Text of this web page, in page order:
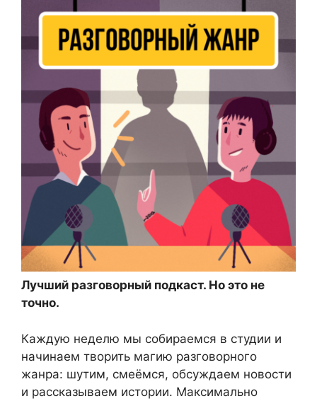
Лучший разговорный подкаст. Но это не
точно.
Каждую неделю мы собираемся в студии и
начинаем творить магию разговорного
жанра: шутим, смеёмся, обсуждаем новости
и рассказываем истории. Максимально